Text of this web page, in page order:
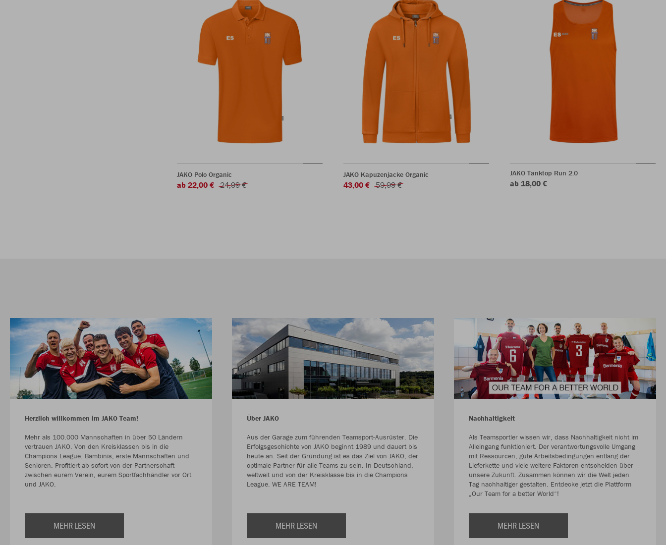
JAKO Polo Organic
ab 22,00 € 24,99 €
JAKO Kapuzenjacke Organic
43,00 € 59,99 €
JAKO Tanktop Run 2.0
ab 18,00 €
Herzlich willkommen im JAKO Team!
Mehr als 100.000 Mannschaften in über 50 Ländern
vertrauen JAKO. Von den Kreisklassen bis in die
Champions League. Bambinis, erste Mannschaften und
Senioren. Profitiert ab sofort von der Partnerschaft
zwischen eurem Verein, eurem Sportfachhändler vor Ort
und JAKO.
MEHR LESEN
Über JAKO
Aus der Garage zum führenden Teamsport-Ausrüster. Die
Erfolgsgeschichte von JAKO beginnt 1989 und dauert bis
heute an. Seit der Gründung ist es das Ziel von JAKO, der
optimale Partner für alle Teams zu sein. In Deutschland,
weltweit und von der Kreisklasse bis in die Champions
League. WE ARE TEAM!
MEHR LESEN
Nachhaltigkeit
Als Teamsportler wissen wir, dass Nachhaltigkeit nicht im
Alleingang funktioniert. Der verantwortungsvolle Umgang
mit Ressourcen, gute Arbeitsbedingungen entlang der
Lieferkette und viele weitere Faktoren entscheiden über
unsere Zukunft. Zusammen können wir die Welt jeden
Tag nachhaltiger gestalten. Entdecke jetzt die Plattform
„Our Team for a better World“!
MEHR LESEN